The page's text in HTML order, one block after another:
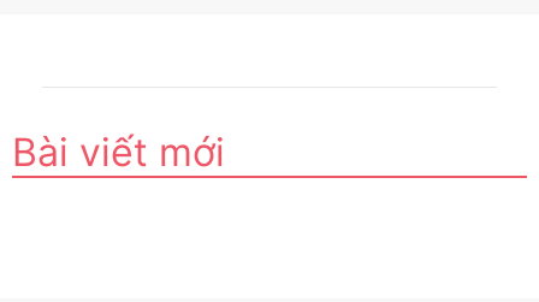
Bài viết mới